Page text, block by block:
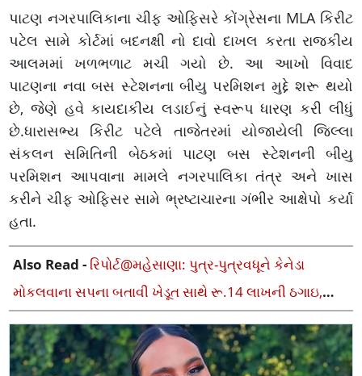
પાટણ નગરપાલિકાના ચીફ ઓફિસરે કોંગ્રેસના MLA કિરીટ
પટેલ સામે કોર્ટમાં બદનક્ષી નો દાવો દાખલ કરતા રાજકીય
આલમમાં ખળભળાટ મચી ગયો છે. આ આખો વિવાદ
પાટણના નવા બસ સ્ટેશનના બીયુ પરમિશન મુદ્દે શરૂ થયો
છે, જેણે હવે કાયદાકીય લડાઈનું સ્વરૂપ ધારણ કરી લીધું
છે.ધારાસભ્ય કિરીટ પટેલે તાજેતરમાં યોજાયેલી જિલ્લા
સંકલન સમિતિની બેઠકમાં પાટણ બસ સ્ટેશનની બીયુ
પરમિશન આપવાના મામલે નગરપાલિકા તંત્ર અને ખાસ
કરીને ચીફ ઓફિસર સામે ભ્રષ્ટાચારના ગંભીર આક્ષેપો કર્યા
હતા.
Also Read - રિપોર્ટ@મહેસાણા: પુત્ર-પુત્રવધૂને કેનેડા
મોકલવાના સપના‎ બતાવી ખેડૂત સાથે રૂ.14 લાખની ઠગાઇ‎,
જાણો સમગ્ર ઘટના